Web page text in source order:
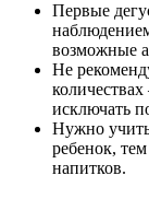
Первые
возможные
Не
исключать
Нужно
ребенок,
напитков.